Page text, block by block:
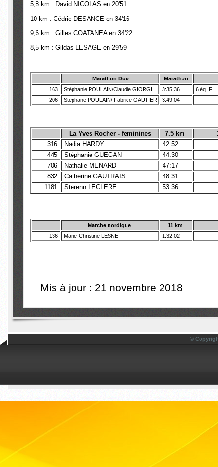
5,8 km : David NICOLAS en 20'51
10 km : Cédric DESANCE en 34'16
9,6 km : Gilles COATANEA en 34'22
8,5 km : Gildas LESAGE en 29'59
Marathon Duo
Marathon
163
Stéphanie POULAIN/Claudie GIORGI 3:35:36
6 éq. F
206
Stephane POULAIN/ Fabrice GAUTIER 3:49:04
La Yves Rocher - feminines 7,5 km
316
Nadia HARDY
42:52
445
Stéphanie GUEGAN
44:30
706
Nathalie MENARD
47:17
832
Catherine GAUTRAIS
48:31
1181
Sterenn LECLERE 53:36
Marche nordique
11 km
136
Marie-Christine LESNE 1:32:02
Mis à jour : 21 novembre 2018
©